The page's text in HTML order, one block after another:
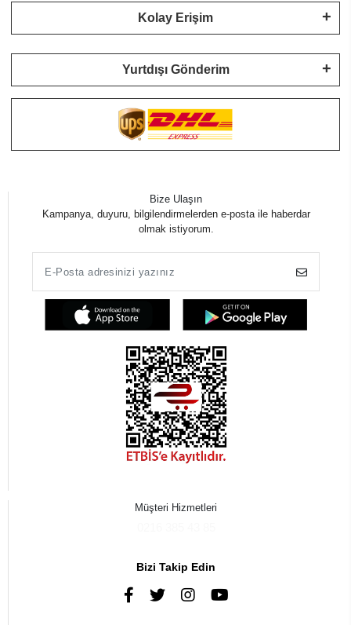
Kolay Erişim
Yurtdışı Gönderim
Bize Ulaşın
Kampanya, duyuru, bilgilendirmelerden e-posta ile haberdar
olmak istiyorum.
Müşteri Hizmetleri
Bizi Takip Edin